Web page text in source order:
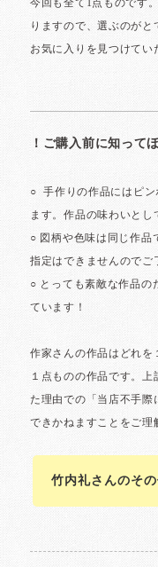
竹内礼さんのそ